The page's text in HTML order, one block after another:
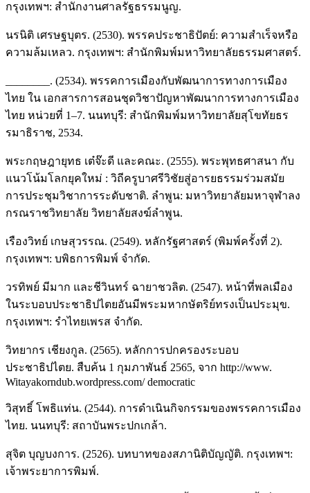
กรุงเทพฯ: สำนักงานศาลรัฐธรรมนูญ.
นรนิติ เศรษฐบุตร. (2530). พรรคประชาธิปัตย์: ความสำเร็จหรือ
ความล้มเหลว. กรุงเทพฯ: สำนักพิมพ์มหาวิทยาลัยธรรมศาสตร์.
________. (2534). พรรคการเมืองกับพัฒนาการทางการเมือง
ไทย ใน เอกสารการสอนชุดวิชาปัญหาพัฒนาการทางการเมือง
ไทย หน่วยที่ 1–7. นนทบุรี: สำนักพิมพ์มหาวิทยาลัยสุโขทัยธร
รมาธิราช, 2534.
พระกฤษฎายุทธ เต๋จ๊ะดี และคณะ. (2555). พระพุทธศาสนา กับ
แนวโน้มโลกยุคใหม่ : วิถีครูบาศรีวิชัยสู่อารยธรรมร่วมสมัย
การประชุมวิชาการระดับชาติ. ลำพูน: มหาวิทยาลัยมหาจุฬาลง
กรณราชวิทยาลัย วิทยาลัยสงฆ์ลำพูน.
เรืองวิทย์ เกษสุวรรณ. (2549). หลักรัฐศาสตร์ (พิมพ์ครั้งที่ 2).
กรุงเทพฯ: บพิธการพิมพ์ จำกัด.
วรทิพย์ มีมาก และชีวินทร์ ฉายาชวลิต. (2547). หน้าที่พลเมือง
ในระบอบประชาธิปไตยอันมีพระมหากษัตริย์ทรงเป็นประมุข.
กรุงเทพฯ: รำไทยเพรส จำกัด.
วิทยากร เชียงกูล. (2565). หลักการปกครองระบอบ
ประชาธิปไตย. สืบค้น 1 กุมภาพันธ์ 2565, จาก http://www.
Witayakorndub.wordpress.com/ democratic
วิสุทธิ์ โพธิแท่น. (2544). การดำเนินกิจกรรมของพรรคการเมือง
ไทย. นนทบุรี: สถาบันพระปกเกล้า.
สุจิต บุญบงการ. (2526). บทบาทของสภานิติบัญญัติ. กรุงเทพฯ:
เจ้าพระยาการพิมพ์.